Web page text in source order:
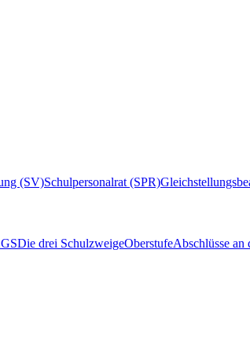
(SV)Schulpersonalrat (SPR)
Die drei SchulzweigeOberstufeAbschlüsse an